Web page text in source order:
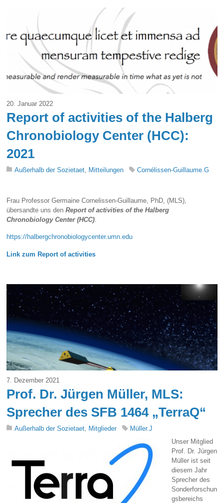
20. Januar 2022
Report of activities of the Halberg
Chronobiology Center (HCC):
2021
Außerhalb der Sozietaet, Mitteilungen Cornélissen-Guillaume.G
Frau Professor Germaine Cornelissen-Guillaume, PhD, (MLS),
übersandte uns denReport of activitiesof the Halberg
Chronobiology Center (HCC)
https://halbergchronobiologycenter.umn.edu
Link zum Report of activities
7. Dezember 2021
Prof. Dr. Jürgen Müller, MLS:
Sprecher des SFB 1464 „TerraQ“
Außerhalb der Sozietaet Mitglieder
Müller.J
Unser Mitglied
Prof. Dr. Jürgen
Müller ist seit
diesem Jahr
Sprecher des
Sonderforschun
gsbereichs